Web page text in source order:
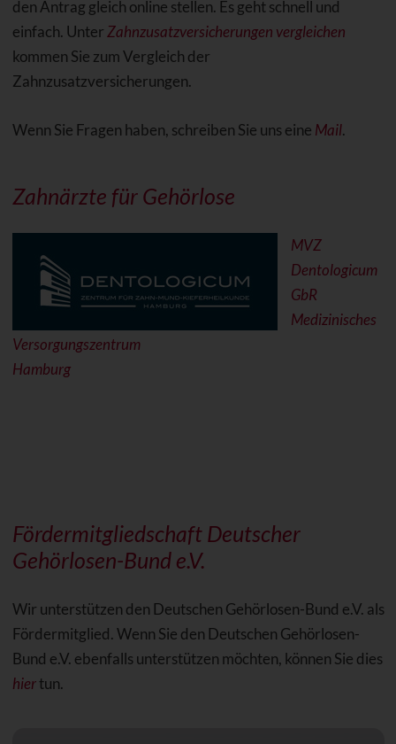
den Antrag gleich online stellen. Es geht schnell und
einfach. UnterZahnzusatzversicherungen vergleichen
kommen Sie zum Vergleich der
Zahnzusatzversicherungen.
Wenn Sie Fragen haben, schreiben Sie uns eine Mail.
Zahnärzte für Gehörlose
MVZ
Dentologicum
GbR
Medizinisches
Versorgungszentrum
Hamburg
Fördermitgliedschaft Deutscher
Gehörlosen-Bund e.V.
Wir unterstützen den Deutschen Gehörlosen-Bund e.V. als
Fördermitglied. Wenn Sie den Deutschen Gehörlosen-
Bund e.V. ebenfalls unterstützen möchten, können Sie dies
hiertun.